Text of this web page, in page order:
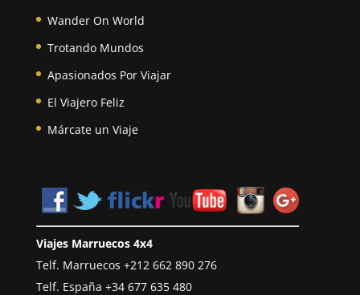
Wander On World
Trotando Mundos
Apasionados Por Viajar
El Viajero Feliz
Márcate un Viaje
Viajes Marruecos 4x4
Telf. Marruecos +212 662 890 276
Telf. España +34 677 635 480